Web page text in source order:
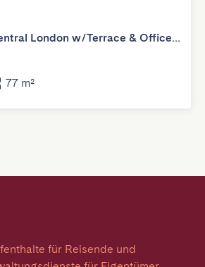
BIG 1-Bed Flat Central London w/Terrace & Office Corner
77 m²
für Reisende und